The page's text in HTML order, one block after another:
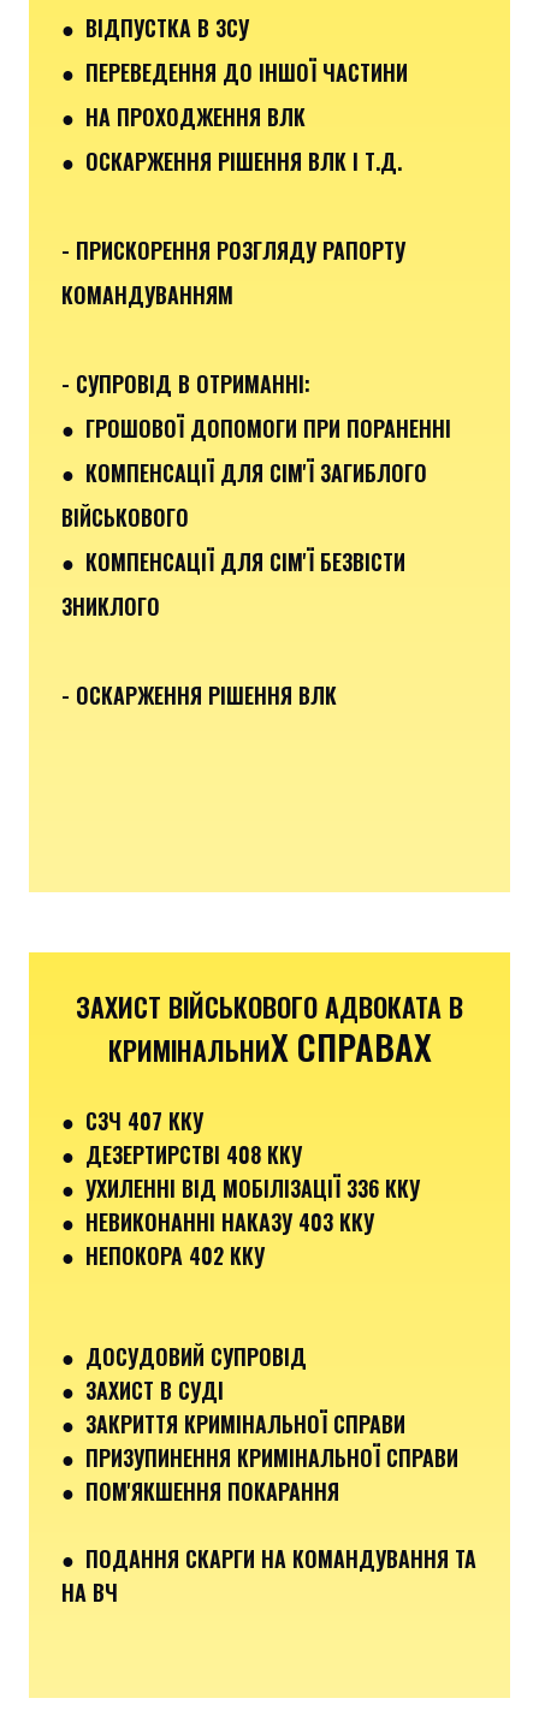
● ВІДПУСТКА В ЗСУ
● ПЕРЕВЕДЕННЯ ДО ІНШОЇ ЧАСТИНИ
● НА ПРОХОДЖЕННЯ ВЛК
● ОСКАРЖЕННЯ РІШЕННЯ ВЛК І Т.Д.
- ПРИСКОРЕННЯ РОЗГЛЯДУ РАПОРТУ
КОМАНДУВАННЯМ
- СУПРОВІД В ОТРИМАННІ:
● ГРОШОВОЇ ДОПОМОГИ ПРИ ПОРАНЕННІ
● КОМПЕНСАЦІЇ ДЛЯ СІМ'Ї ЗАГИБЛОГО
ВІЙСЬКОВОГО
● КОМПЕНСАЦІЇ ДЛЯ СІМ'Ї БЕЗВІСТИ
ЗНИКЛОГО
- ОСКАРЖЕННЯ РІШЕННЯ ВЛК
ЗАХИСТ ВІЙСЬКОВОГО АДВОКАТА В
КРИМІНАЛЬНИХ СПРАВАХ
● СЗЧ 407 ККУ
● ДЕЗЕРТИРСТВІ 408 ККУ
● УХИЛЕННІ ВІД МОБІЛІЗАЦІЇ 336 ККУ
● НЕВИКОНАННІ НАКАЗУ 403 ККУ
● НЕПОКОРА 402 ККУ
● ДОСУДОВИЙ СУПРОВІД
● ЗАХИСТ В СУДІ
● ЗАКРИТТЯ КРИМІНАЛЬНОЇ СПРАВИ
● ПРИЗУПИНЕННЯ КРИМІНАЛЬНОЇ СПРАВИ
● ПОМ'ЯКШЕННЯ ПОКАРАННЯ
● ПОДАННЯ СКАРГИ НА КОМАНДУВАННЯ ТА
НА ВЧ